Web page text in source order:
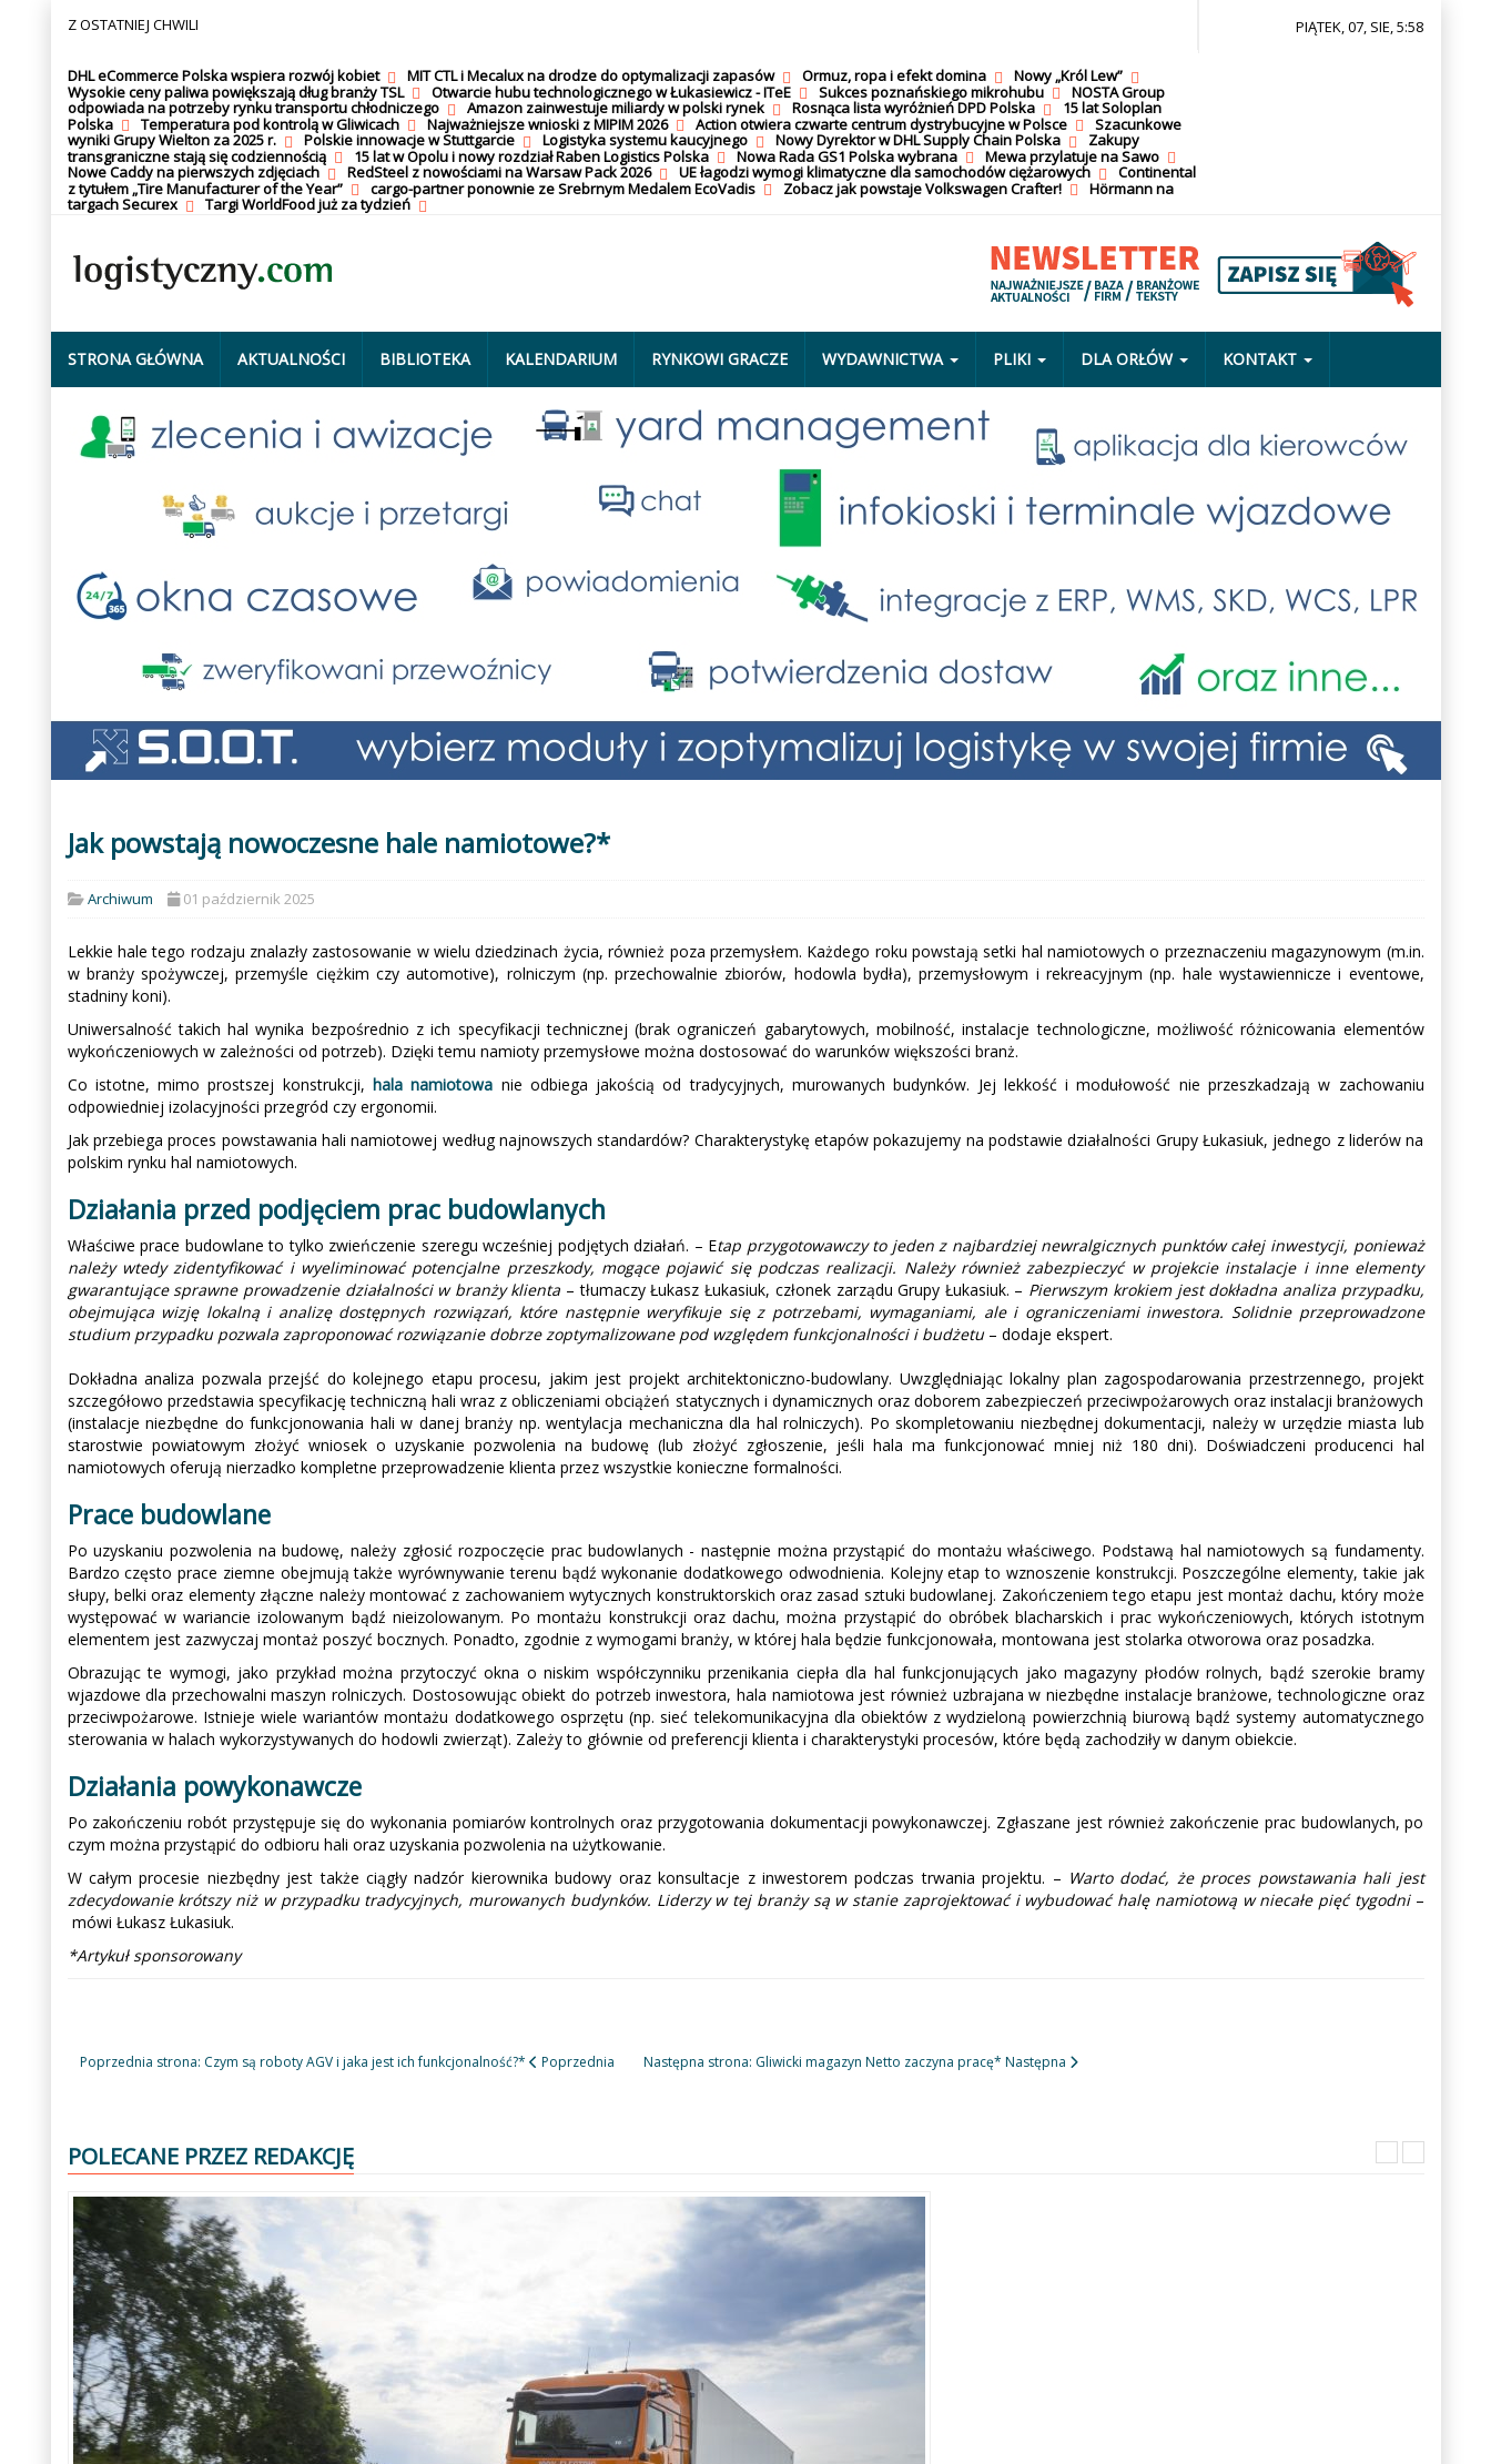
Z OSTATNIEJ CHWILI
DHL eCommerce Polska wspiera rozwój kobiet MIT CTL i Mecalux na drodze do optymalizacji zapasów Ormuz, ropa i efekt domina
Nowy „Król Lew”
Wysokie ceny paliwa powiększają dług branży TSL
Otwarcie hubu technologicznego w Łukasiewicz - ITeE Sukces poznańskiego mikrohubu
NOSTA Group
odpowiada na potrzeby rynku transportu chłodniczego
Amazon zainwestuje miliardy w polski rynek Rosnąca lista wyróżnień DPD Polska
15 lat Soloplan
Polska
Temperatura pod kontrolą w Gliwicach Najważniejsze wnioski z MIPIM 2026 Action otwiera czwarte centrum dystrybucyjne w Polsce
Szacunkowe
wyniki Grupy Wielton za 2025 r.
Polskie innowacje w Stuttgarcie Logistyka systemu kaucyjnego Nowy Dyrektor w DHL Supply Chain Polska
Zakupy
transgraniczne stają się codziennością
15 lat w Opolu i nowy rozdział Raben Logistics Polska Nowa Rada GS1 Polska wybrana
Mewa przylatuje na Sawo
Nowe Caddy na pierwszych zdjęciach
RedSteel z nowościami na Warsaw Pack 2026 UE łagodzi wymogi klimatyczne dla samochodów ciężarowych
Continental
z tytułem „Tire Manufacturer of the Year”
cargo-partner ponownie ze Srebrnym Medalem EcoVadis Zobacz jak powstaje Volkswagen Crafter!
Hörmann na
targach Securex
Targi WorldFood już za tydzień
PIĄTEK, 07, SIE, 5:58
STRONA GŁÓWNA AKTUALNOŚCI BIBLIOTEKA KALENDARIUM RYNKOWI GRACZE WYDAWNICTWA PLIKI DLA ORŁÓW KONTAKT
Jak powstają nowoczesne hale namiotowe?*
Archiwum 01 październik 2025
Lekkie hale tego rodzaju znalazły zastosowanie w wielu dziedzinach życia, również poza przemysłem. Każdego roku powstają setki hal namiotowych o przeznaczeniu magazynowym (m.in.
w branży spożywczej, przemyśle ciężkim czy automotive), rolniczym (np. przechowalnie zbiorów, hodowla bydła), przemysłowym i rekreacyjnym (np. hale wystawiennicze i eventowe,
stadniny koni).
Uniwersalność takich hal wynika bezpośrednio z ich specyfikacji technicznej (brak ograniczeń gabarytowych, mobilność, instalacje technologiczne, możliwość różnicowania elementów
wykończeniowych w zależności od potrzeb). Dzięki temu namioty przemysłowe można dostosować do warunków większości branż.
Co istotne, mimo prostszej konstrukcji, hala namiotowa nie odbiega jakością od tradycyjnych, murowanych budynków. Jej lekkość i modułowość nie przeszkadzają w zachowaniu
odpowiedniej izolacyjności przegród czy ergonomii.
Jak przebiega proces powstawania hali namiotowej według najnowszych standardów? Charakterystykę etapów pokazujemy na podstawie działalności Grupy Łukasiuk, jednego z liderów na
polskim rynku hal namiotowych.
Działania przed podjęciem prac budowlanych
Właściwe prace budowlane to tylko zwieńczenie szeregu wcześniej podjętych działań. – Etap przygotowawczy to jeden z najbardziej newralgicznych punktów całej inwestycji, ponieważ
należy wtedy zidentyfikować i wyeliminować potencjalne przeszkody, mogące pojawić się podczas realizacji. Należy również zabezpieczyć w projekcie instalacje i inne elementy
gwarantujące sprawne prowadzenie działalności w branży klienta – tłumaczy Łukasz Łukasiuk, członek zarządu Grupy Łukasiuk. – Pierwszym krokiem jest dokładna analiza przypadku,
obejmująca wizję lokalną i analizę dostępnych rozwiązań, które następnie weryfikuje się z potrzebami, wymaganiami, ale i ograniczeniami inwestora. Solidnie przeprowadzone
studium przypadku pozwala zaproponować rozwiązanie dobrze zoptymalizowane pod względem funkcjonalności i budżetu– dodaje ekspert.
Dokładna analiza pozwala przejść do kolejnego etapu procesu, jakim jest projekt architektoniczno-budowlany. Uwzględniając lokalny plan zagospodarowania przestrzennego, projekt
szczegółowo przedstawia specyfikację techniczną hali wraz z obliczeniami obciążeń statycznych i dynamicznych oraz doborem zabezpieczeń przeciwpożarowych oraz instalacji branżowych
(instalacje niezbędne do funkcjonowania hali w danej branży np. wentylacja mechaniczna dla hal rolniczych). Po skompletowaniu niezbędnej dokumentacji, należy w urzędzie miasta lub
starostwie powiatowym złożyć wniosek o uzyskanie pozwolenia na budowę (lub złożyć zgłoszenie, jeśli hala ma funkcjonować mniej niż 180 dni). Doświadczeni producenci hal
namiotowych oferują nierzadko kompletne przeprowadzenie klienta przez wszystkie konieczne formalności.
Prace budowlane
Po uzyskaniu pozwolenia na budowę, należy zgłosić rozpoczęcie prac budowlanych - następnie można przystąpić do montażu właściwego. Podstawą hal namiotowych są fundamenty.
Bardzo często prace ziemne obejmują także wyrównywanie terenu bądź wykonanie dodatkowego odwodnienia. Kolejny etap to wznoszenie konstrukcji. Poszczególne elementy, takie jak
słupy, belki oraz elementy złączne należy montować z zachowaniem wytycznych konstruktorskich oraz zasad sztuki budowlanej. Zakończeniem tego etapu jest montaż dachu, który może
występować w wariancie izolowanym bądź nieizolowanym. Po montażu konstrukcji oraz dachu, można przystąpić do obróbek blacharskich i prac wykończeniowych, których istotnym
elementem jest zazwyczaj montaż poszyć bocznych. Ponadto, zgodnie z wymogami branży, w której hala będzie funkcjonowała, montowana jest stolarka otworowa oraz posadzka.
Obrazując te wymogi, jako przykład można przytoczyć okna o niskim współczynniku przenikania ciepła dla hal funkcjonujących jako magazyny płodów rolnych, bądź szerokie bramy
wjazdowe dla przechowalni maszyn rolniczych. Dostosowując obiekt do potrzeb inwestora, hala namiotowa jest również uzbrajana w niezbędne instalacje branżowe, technologiczne oraz
przeciwpożarowe. Istnieje wiele wariantów montażu dodatkowego osprzętu (np. sieć telekomunikacyjna dla obiektów z wydzieloną powierzchnią biurową bądź systemy automatycznego
sterowania w halach wykorzystywanych do hodowli zwierząt). Zależy to głównie od preferencji klienta i charakterystyki procesów, które będą zachodziły w danym obiekcie.
Działania powykonawcze
Po zakończeniu robót przystępuje się do wykonania pomiarów kontrolnych oraz przygotowania dokumentacji powykonawczej. Zgłaszane jest również zakończenie prac budowlanych, po
czym można przystąpić do odbioru hali oraz uzyskania pozwolenia na użytkowanie.
W całym procesie niezbędny jest także ciągły nadzór kierownika budowy oraz konsultacje z inwestorem podczas trwania projektu. – Warto dodać, że proces powstawania hali jest
zdecydowanie krótszy niż w przypadku tradycyjnych, murowanych budynków. Liderzy w tej branży są w stanie zaprojektować i wybudować halę namiotową w niecałe pięć tygodni–
mówi Łukasz Łukasiuk.
*Artykuł sponsorowany
Poprzednia strona: Czym są roboty AGV i jaka jest ich funkcjonalność?* Poprzednia Następna strona: Gliwicki magazyn Netto zaczyna pracę* Następna
POLECANE PRZEZ REDAKCJĘ
Poprzedni
Następny